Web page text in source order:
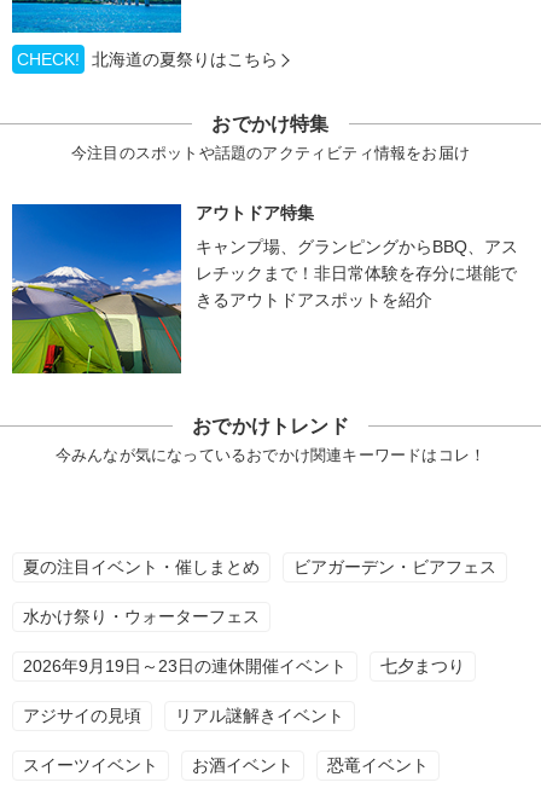
CHECK! 北海道の夏祭りはこちら
おでかけ特集
今注目のスポットや話題のアクティビティ情報をお届け
アウトドア特集
キャンプ場、グランピングからBBQ、アス
レチックまで！非日常体験を存分に堪能で
きるアウトドアスポットを紹介
おでかけトレンド
今みんなが気になっているおでかけ関連キーワードはコレ！
夏の注目イベント・催しまとめ ビアガーデン・ビアフェス
水かけ祭り・ウォーターフェス
2026年9月19日～23日の連休開催イベント 七夕まつり
アジサイの見頃 リアル謎解きイベント
スイーツイベント お酒イベント 恐竜イベント